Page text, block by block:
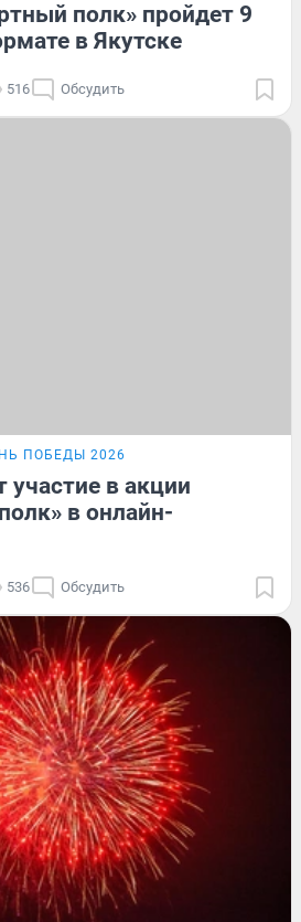
полк» пройдет 9
в Якутске
516 Обсудить
ПОБЕДЫ 2026
участие в акции
в онлайн-
536 Обсудить